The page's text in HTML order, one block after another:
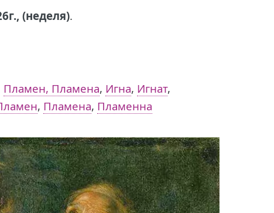
(неделя).
Пламен, Пламена, Игна, Игнат,
, Пламена, Пламенна